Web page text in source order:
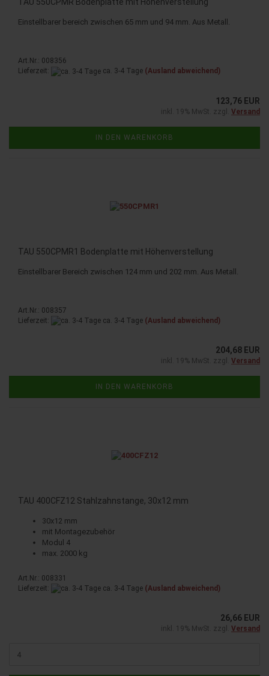
TAU 550CPMR Bodenplatte mit Höhenverstellung
Einstellbarer bereich zwischen 65 mm und 94 mm. Aus Metall.
Art.Nr.: 008356
Lieferzeit:
ca. 3-4 Tage (Ausland abweichend)
123,76 EUR
inkl. 19% MwSt. zzgl. Versand
IN DEN WARENKORB
TAU 550CPMR1 Bodenplatte mit Höhenverstellung
Einstellbarer Bereich zwischen 124 mm und 202 mm. Aus Metall.
Art.Nr.: 008357
Lieferzeit:
ca. 3-4 Tage (Ausland abweichend)
204,68 EUR
inkl. 19% MwSt. zzgl. Versand
IN DEN WARENKORB
TAU 400CFZ12 Stahlzahnstange, 30x12 mm
30x12 mm
mit Montagezubehör
Modul 4
max. 2000 kg
Art.Nr.: 008331
Lieferzeit:
ca. 3-4 Tage (Ausland abweichend)
26,66 EUR
inkl. 19% MwSt. zzgl. Versand